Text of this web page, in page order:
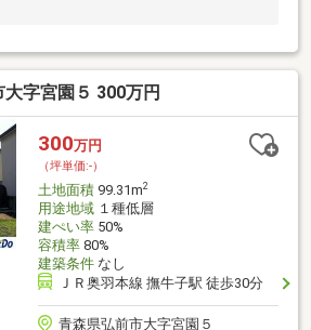
字宮園５ 300万円
300万円
（坪単価:-）
土地面積99.31m2
用途地域１種低層
建ぺい率50%
容積率80%
建築条件なし
ＪＲ奥羽本線 撫牛子駅 徒歩30分
青森県弘前市大字宮園５